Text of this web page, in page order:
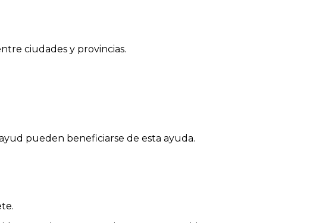
ciudades y provincias.
pueden beneficiarse de esta ayuda.